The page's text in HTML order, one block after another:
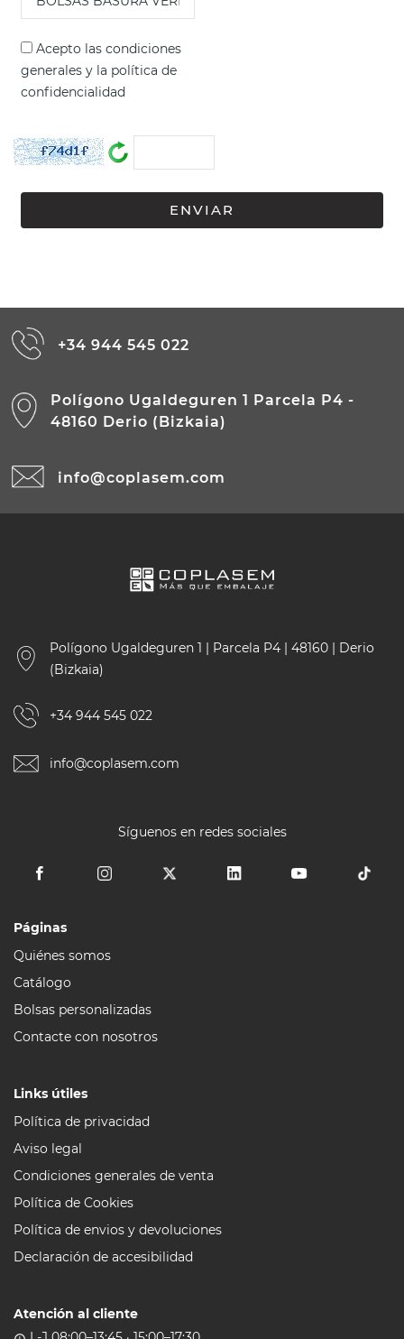
Acepto las condiciones
generales y la política de
confidencialidad
+34 944 545 022
Polígono Ugaldeguren 1 Parcela P4 -
48160 Derio (Bizkaia)
info@coplasem.com
Polígono Ugaldeguren 1 | Parcela P4 | 48160 | Derio
(Bizkaia)
+34 944 545 022
info@coplasem.com
Síguenos en redes sociales
Páginas
Quiénes somos
Catálogo
Bolsas personalizadas
Contacte con nosotros
Links útiles
Política de privacidad
Aviso legal
Condiciones generales de venta
Política de Cookies
Política de envios y devoluciones
Declaración de accesibilidad
Atención al cliente